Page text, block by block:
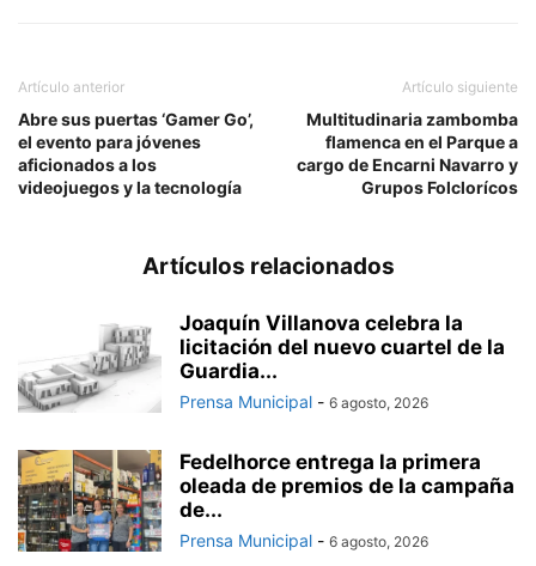
Artículo anterior
Abre sus puertas ‘Gamer Go’,
el evento para jóvenes
aficionados a los
videojuegos y la tecnología
Artículo siguiente
Multitudinaria zambomba
flamenca en el Parque a
cargo de Encarni Navarro y
Grupos Folclorícos
Artículos relacionados
Joaquín Villanova celebra la
licitación del nuevo cuartel de la
Guardia...
Prensa Municipal - 6 agosto, 2026
Fedelhorce entrega la primera
oleada de premios de la campaña
de...
Prensa Municipal - 6 agosto, 2026